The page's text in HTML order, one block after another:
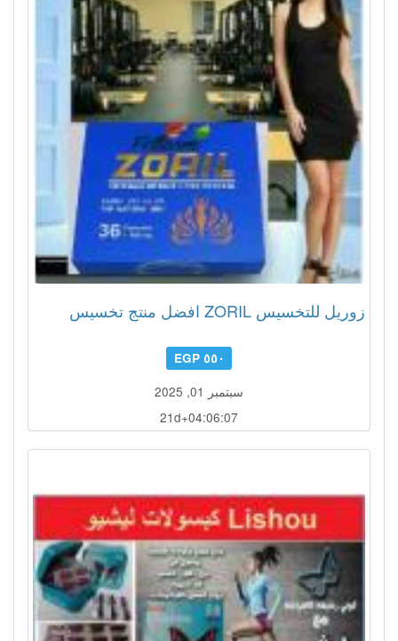
زوريل للتخسيس ZORIL افضل منتج تخسيس
٥٥٠ EGP
سبتمبر 01, 2025
21d+04:06:04